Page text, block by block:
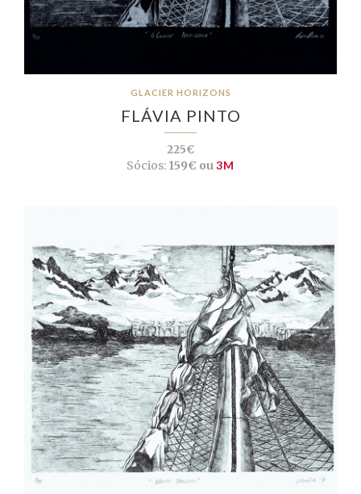
GLACIER HORIZONS
FLÁVIA PINTO
225€
Sócios: 159€ ou3M